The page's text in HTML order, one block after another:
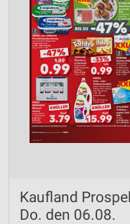
Kaufland
Do. den 06.08.